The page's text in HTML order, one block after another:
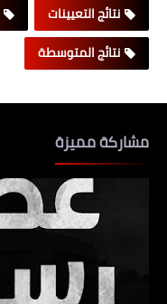
نتائج التعيينات
نتائج المتوسطة
مشاركة مميزة